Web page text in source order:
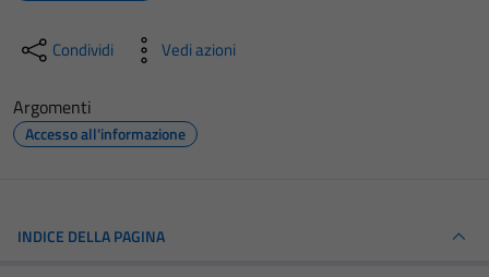
Condividi Vedi azioni
Argomenti
Accesso all'informazione
INDICE DELLA PAGINA